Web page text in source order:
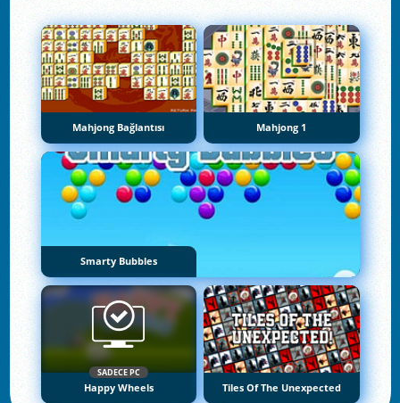
Mahjong Bağlantısı Mahjong 1
Smarty Bubbles
SADECE PC
Happy Wheels Tiles Of The Unexpected